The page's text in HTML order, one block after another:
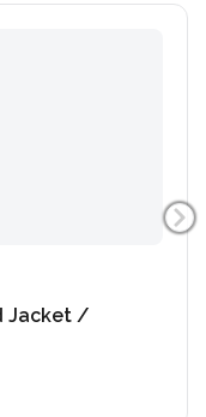
Jacket /